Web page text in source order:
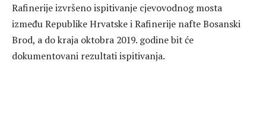
Rafinerije izvršeno ispitivanje cjevovodnog mosta
između Republike Hrvatske i Rafinerije nafte Bosanski
Brod, a do kraja oktobra 2019. godine bit će
dokumentovani rezultati ispitivanja.